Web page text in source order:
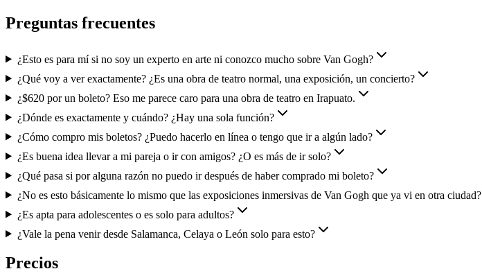
Preguntas frecuentes
¿Esto es para mí si no soy un experto en arte ni conozco mucho sobre Van Gogh?
¿Qué voy a ver exactamente? ¿Es una obra de teatro normal, una exposición, un concierto?
¿$620 por un boleto? Eso me parece caro para una obra de teatro en Irapuato.
¿Dónde es exactamente y cuándo? ¿Hay una sola función?
¿Cómo compro mis boletos? ¿Puedo hacerlo en línea o tengo que ir a algún lado?
¿Es buena idea llevar a mi pareja o ir con amigos? ¿O es más de ir solo?
¿Qué pasa si por alguna razón no puedo ir después de haber comprado mi boleto?
¿No es esto básicamente lo mismo que las exposiciones inmersivas de Van Gogh que ya vi en otra ciudad?
¿Es apta para adolescentes o es solo para adultos?
¿Vale la pena venir desde Salamanca, Celaya o León solo para esto?
Precios